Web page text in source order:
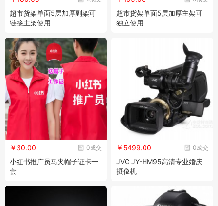
超市货架单面5层加厚副架可
链接主架使用
超市货架单面5层加厚主架可
独立使用
0成交
￥30.00
小红书推广员马夹帽子证卡一
套
0成交
￥5499.00
JVC JY-HM95高清专业婚庆
摄像机